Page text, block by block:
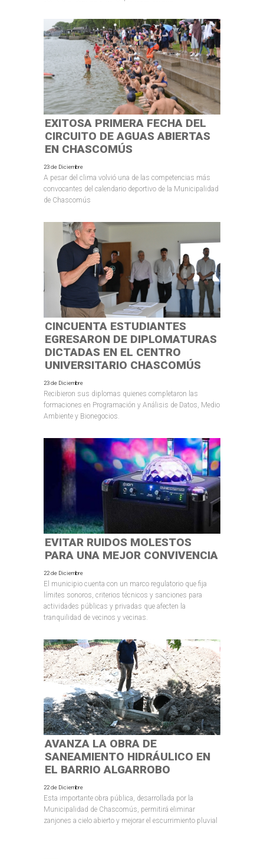
EXITOSA PRIMERA FECHA DEL
CIRCUITO DE AGUAS ABIERTAS
EN CHASCOMÚS
23 de Diciembre
A pesar del clima volvió una de las competencias más
convocantes del calendario deportivo de la Municipalidad
de Chascomús
CINCUENTA ESTUDIANTES
EGRESARON DE DIPLOMATURAS
DICTADAS EN EL CENTRO
UNIVERSITARIO CHASCOMÚS
23 de Diciembre
Recibieron sus diplomas quienes completaron las
formaciones en Programación y Análisis de Datos, Medio
Ambiente y Bionegocios.
EVITAR RUIDOS MOLESTOS
PARA UNA MEJOR CONVIVENCIA
22 de Diciembre
El municipio cuenta con un marco regulatorio que fija
límites sonoros, criterios técnicos y sanciones para
actividades públicas y privadas que afecten la
tranquilidad de vecinos y vecinas.
AVANZA LA OBRA DE
SANEAMIENTO HIDRÁULICO EN
EL BARRIO ALGARROBO
22 de Diciembre
Esta importante obra pública, desarrollada por la
Municipalidad de Chascomús, permitirá eliminar
zanjones a cielo abierto y mejorar el escurrimiento pluvial